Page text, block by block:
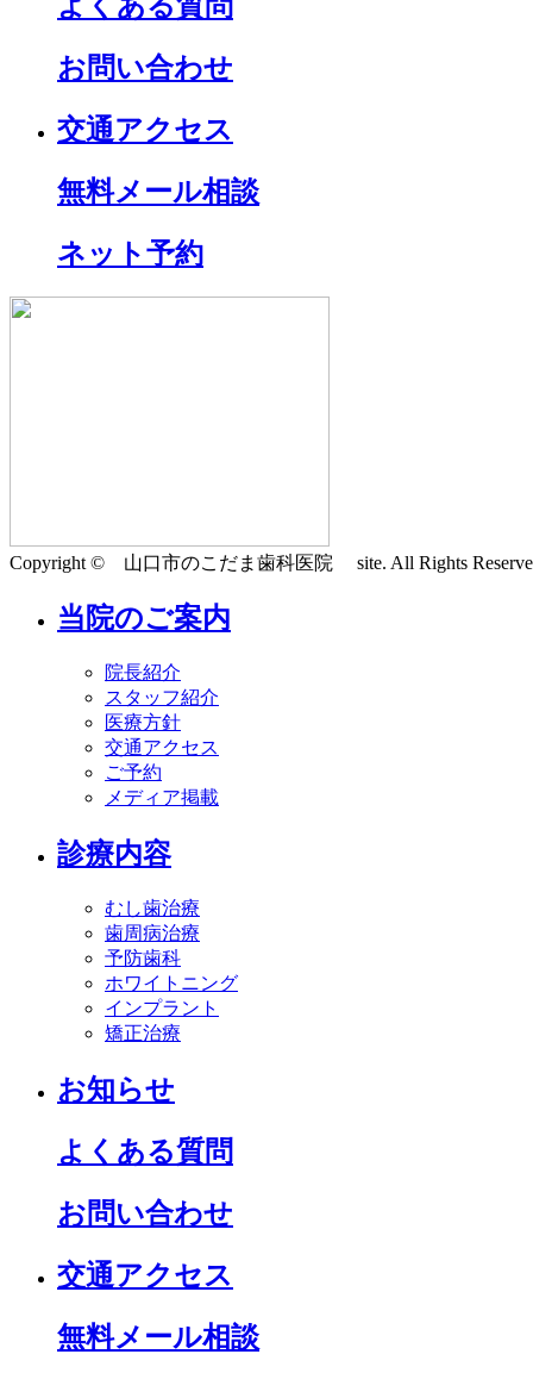
お問い合わせ
交通アクセス
無料メール相談
ネット予約
Copyright © 山口市のこだま歯科医院 site. All Rights
当院のご案内
院長紹介
スタッフ紹介
医療方針
交通アクセス
ご予約
メディア掲載
診療内容
むし歯治療
歯周病治療
予防歯科
ホワイトニング
インプラント
矯正治療
お知らせ
よくある質問
お問い合わせ
交通アクセス
無料メール相談